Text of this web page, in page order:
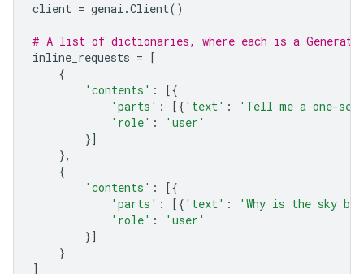
client = genai .Client()
# A list of dictionaries, where each is a
inline_requests = [
{
'contents' :
[{
'parts' : [{ 'text' :
'Tell me a one-
'role' :
'user'
}]
},
{
'contents' :
[{
'parts' : [{ 'text' :
'Why is the sky
'role' :
'user'
}]
}
]